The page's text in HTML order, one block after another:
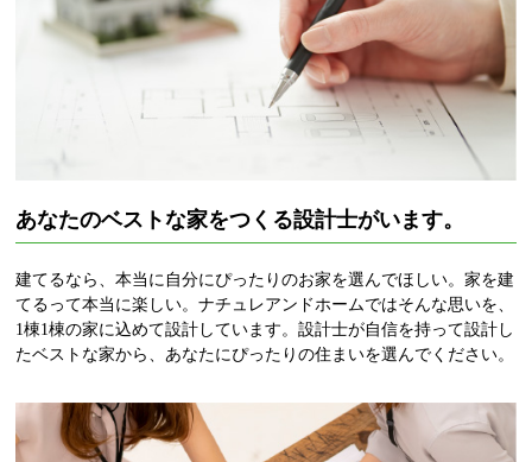
あなたのベストな家をつくる設計士がいます。
建てるなら、本当に自分にぴったりのお家を選んでほしい。家を建
てるって本当に楽しい。ナチュレアンドホームではそんな思いを、
1棟1棟の家に込めて設計しています。設計士が自信を持って設計し
たベストな家から、あなたにぴったりの住まいを選んでください。